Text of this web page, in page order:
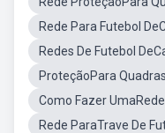
Rede Para Futebol
Redes De Futebol
ProteçãoPara
Como Fazer
Rede ParaTrave De